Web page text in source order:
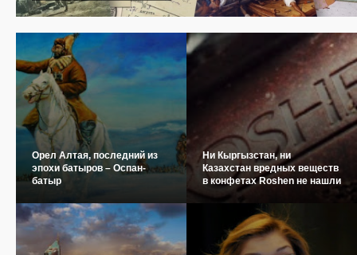
Орел Алтая, последний из
эпохи батыров – Оспан-
батыр
Ни Кыргызстан, ни
Казахстан вредных веществ
в конфетах Roshen не нашли